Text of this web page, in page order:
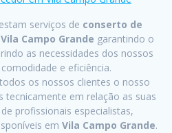
serviços de conserto de
Campo Grande garantindo o
as necessidades dos nossos
e eficiência.
os nossos clientes o nosso
tecnicamente em relação as suas
profissionais especialistas,
em Vila Campo Grande.